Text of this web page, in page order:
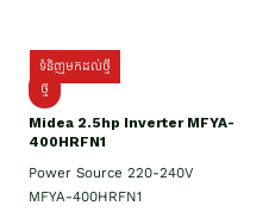
ទំនិញមកដល់ថ្មី
ថ្មី
Midea 2.5hp Inverter MFYA-
400HRFN1
Power Source 220-240V
MFYA-400HRFN1